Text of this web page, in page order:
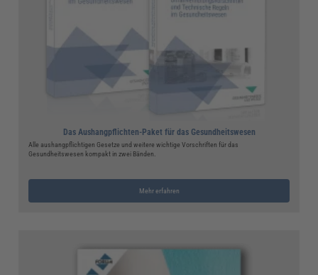
Das Aushangpflichten-Paket für das Gesundheitswesen
Alle aushangpflichtigen Gesetze und weitere wichtige Vorschriften für das
Gesundheitswesen kompakt in zwei Bänden.
Mehr erfahren